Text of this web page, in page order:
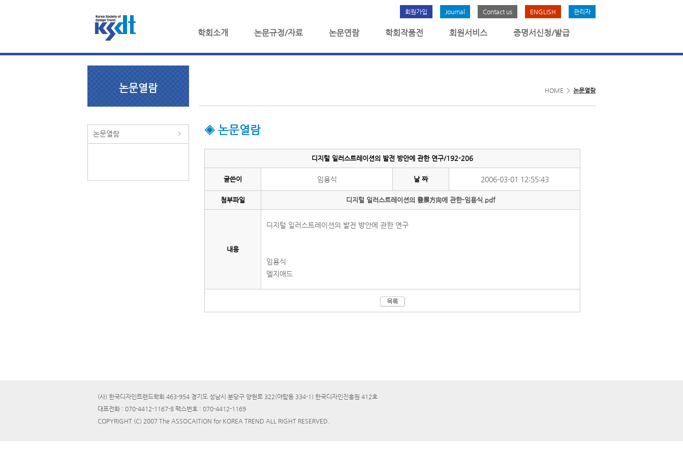
회원가입 Journal Contact us ENGLISH 관리자
학회소개 논문규정/자료 논문연람 학회작품전 회원서비스 증명서신청/발급
논문열람
논문열람
HOME > 논문열람
◈ 논문열람
디지털 일러스트레이션의 발전 방안에 관한 연구/192-206
글쓴이 임용식 날 짜 2006-03-01 12:55:43
첨부파일 디지털 일러스트레이션의 發展方向에 관한-임용식.pdf
내용
디지털 일러스트레이션의 발전 방안에 관한 연구
임용식
엘지애드
(사) 한국디자인트렌드학회 463-954 경기도 성남시 분당구 양현로 322(야탑동 334-1) 한국디자인진흥원 412호
대표전화 : 070-4412-1167-8 팩스번호 : 070-4412-1169
COPYRIGHT (C) 2007 The ASSOCAITION for KOREA TREND ALL RIGHT RESERVED.